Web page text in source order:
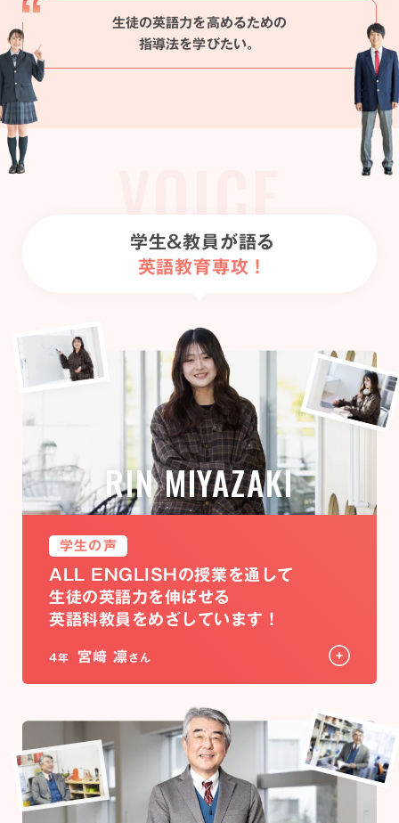
生徒の英語力を高めるための
指導法を学びたい。
VOICE
学生&教員が語る
英語教育専攻！
RIN MIYAZAKI
学生の声
ALL ENGLISHの授業を通して
生徒の英語力を伸ばせる
英語科教員をめざしています！
4年 宮﨑 凛さん